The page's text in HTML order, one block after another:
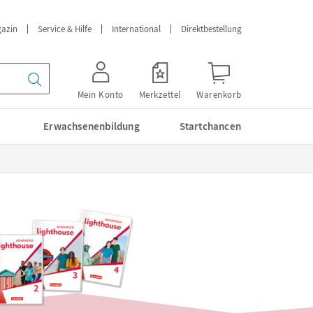
Service & Hilfe International Direktbestellung
Mein Konto Merkzettel Warenkorb
Erwachsenenbildung Startchancen